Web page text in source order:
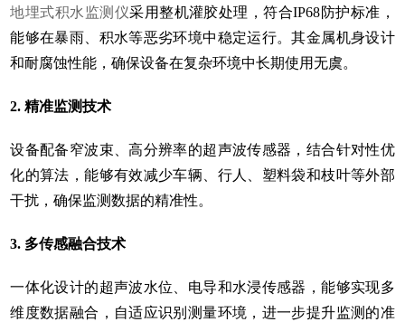
地埋式积水监测仪采用整机灌胶处理，符合IP68防护标准，
能够在暴雨、积水等恶劣环境中稳定运行。其金属机身设计
和耐腐蚀性能，确保设备在复杂环境中长期使用无虞。
2. 精准监测技术
设备配备窄波束、高分辨率的超声波传感器，结合针对性优
化的算法，能够有效减少车辆、行人、塑料袋和枝叶等外部
干扰，确保监测数据的精准性。
3. 多传感融合技术
一体化设计的超声波水位、电导和水浸传感器，能够实现多
维度数据融合，自适应识别测量环境，进一步提升监测的准